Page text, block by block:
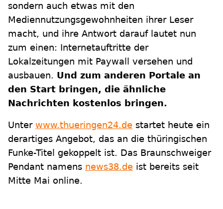
sondern auch etwas mit den
Mediennutzungsgewohnheiten ihrer Leser
macht, und ihre Antwort darauf lautet nun
zum einen: Internetauftritte der
Lokalzeitungen mit Paywall versehen und
ausbauen. Und zum anderen Portale an
den Start bringen, die ähnliche
Nachrichten kostenlos bringen.
Unter www.thueringen24.de startet heute ein
derartiges Angebot, das an die thüringischen
Funke-Titel gekoppelt ist. Das Braunschweiger
Pendant namens news38.de ist bereits seit
Mitte Mai online.